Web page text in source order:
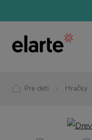
Pre deti Hračky